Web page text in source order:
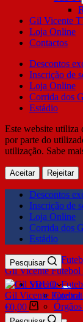
Gil Vicente
Loja Online
Contactos
Descontos
Inscrição de
Loja Online
Corrida dos
Estádio
Este website utiliza
por parte do
utilização. Sabe
Aceitar Rejeitar
Descontos
Inscrição de
Loja Online
Corrida dos
Estádio
Gil Vicente Futebol
Pesquisar
SDUQ
Clube
Gil Vicente Futebol
€0,00